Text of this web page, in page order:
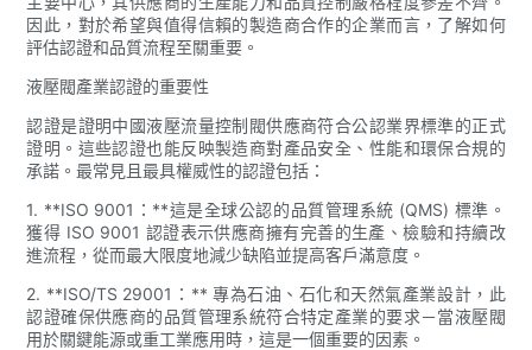
因此，對於希望與值得信賴的製造商合作的企業而言，了解如何
評估認證和品質流程至關重要。
液壓閥產業認證的重要性
認證是證明中國液壓流量控制閥供應商符合公認業界標準的正式
證明。這些認證也能反映製造商對產品安全、性能和環保合規的
承諾。最常見且最具權威性的認證包括：
1. **ISO 9001：**這是全球公認的品質管理系統 (QMS) 標準。
獲得 ISO 9001 認證表示供應商擁有完善的生產、檢驗和持續改
進流程，從而最大限度地減少缺陷並提高客戶滿意度。
2. **ISO/TS 29001：** 專為石油、石化和天然氣產業設計，此
認證確保供應商的品質管理系統符合特定產業的要求－當液壓閥
用於關鍵能源或重工業應用時，這是一個重要的因素。